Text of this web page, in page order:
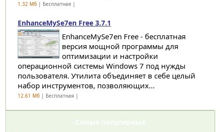
1.32 Мб| Бесплатная |
EnhanceMySe7en Free 3.7.1
EnhanceMySe7en Free - бесплатная
версия мощной программы для
оптимизации и настройки
операционной системы Windows 7 под нужды
пользователя. Утилита объединяет в себе целый
набор инструментов, позволяющих...
12.61 Мб| Бесплатная |
Самые популярные